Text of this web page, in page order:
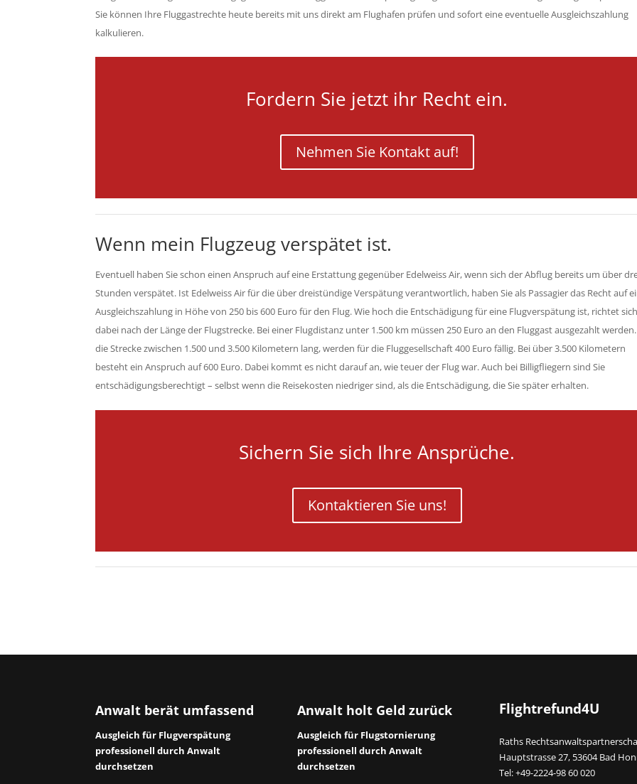
Sie können Ihre Fluggastrechte heute bereits mit uns direkt am Flughafen prüfen und sofort eine eventuelle Ausgleichszahlung
kalkulieren.
Fordern Sie jetzt ihr Recht ein.
Nehmen Sie Kontakt auf!
Wenn mein Flugzeug verspätet ist.
Eventuell haben Sie schon einen Anspruch auf eine Erstattung gegenüber Edelweiss Air, wenn sich der Abflug bereits um über
Stunden verspätet. Ist Edelweiss Air für die über dreistündige Verspätung verantwortlich, haben Sie als Passagier das Recht auf
Ausgleichszahlung in Höhe von 250 bis 600 Euro für den Flug. Wie hoch die Entschädigung für eine Flugverspätung ist, richtet sich
dabei nach der Länge der Flugstrecke. Bei einer Flugdistanz unter 1.500 km müssen 250 Euro an den Fluggast ausgezahlt
die Strecke zwischen 1.500 und 3.500 Kilometern lang, werden für die Fluggesellschaft 400 Euro fällig. Bei über 3.500 Kilometern
besteht ein Anspruch auf 600 Euro. Dabei kommt es nicht darauf an, wie teuer der Flug war. Auch bei Billigfliegern sind Sie
entschädigungsberechtigt – selbst wenn die Reisekosten niedriger sind, als die Entschädigung, die Sie später erhalten.
Sichern Sie sich Ihre Ansprüche.
Kontaktieren Sie uns!
Anwalt berät umfassend
Ausgleich für Flugverspätung
professionell durch Anwalt
durchsetzen
Anwalt holt Geld zurück
Ausgleich für Flugstornierung
professionell durch Anwalt
durchsetzen
Flightrefund4U
Raths
Hauptstrasse 27, 53604 Bad
Tel: +49-2224-98 60 020